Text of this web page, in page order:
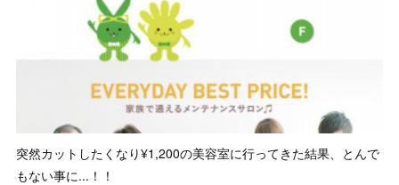
突然カットしたくなり¥1,200の美容室に行ってきた結果、とんで
もない事に...！！